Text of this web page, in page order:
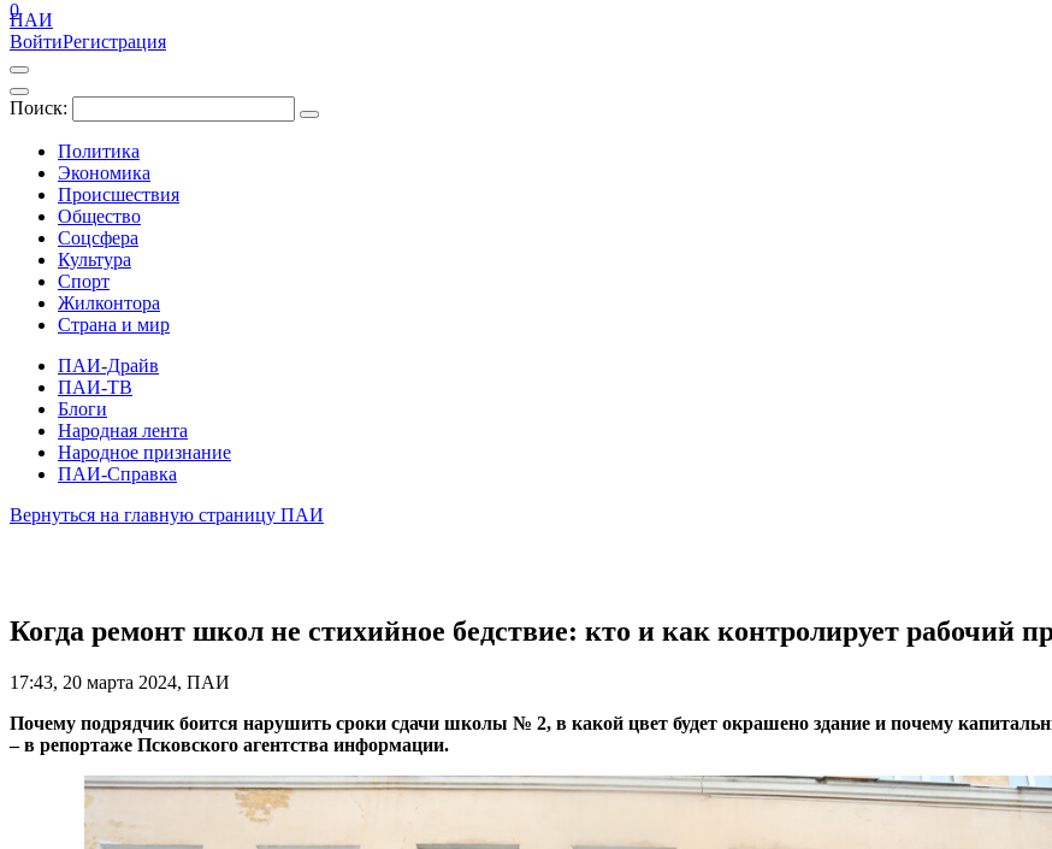
ПАИ
ВойтиРегистрация
Поиск:
Политика
Экономика
Происшествия
Общество
Соцсфера
Культура
Спорт
Жилконтора
Страна и мир
ПАИ-Драйв
ПАИ-ТВ
Блоги
Народная лента
Народное признание
ПАИ-Справка
0
Вернуться на главную страницу ПАИ
Когда ремонт школ не стихийное бедствие: кто и как контролирует рабочий
17:43, 20 марта 2024, ПАИ
Почему подрядчик боится нарушить сроки сдачи школы № 2, в какой цвет будет окрашено здание и почему
– в репортаже Псковского агентства информации.